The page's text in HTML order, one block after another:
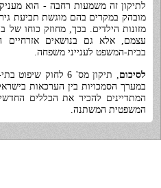
לתיקון זה משמעות רחבה - הוא מעניק
מובהק במקרים בהם מוגשת תביעת
מזונות הילדים. בכך, מחוזק כוחו של
עצמם, אלא גם בנושאים אזרחיים
בבית-המשפט לענייני משפחה.
לסיכום
, תיקון מס' 6 לחוק
במערך הסמכויות בין הערכאות
המתדיינים להכיר את הכללים
המשפטית המשתנה.